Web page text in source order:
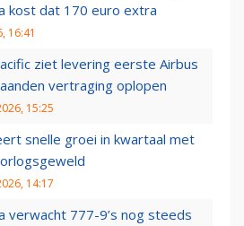
kost dat 170 euro extra
16:41
ziet levering eerste Airbus
vertraging oplopen
15:25
snelle groei in kwartaal met
14:17
verwacht 777-9’s nog steeds